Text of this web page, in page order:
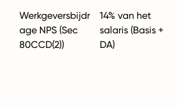
Werkgeversbijdr
age NPS (Sec
80CCD(2))
14% van het
salaris (Basis +
DA)